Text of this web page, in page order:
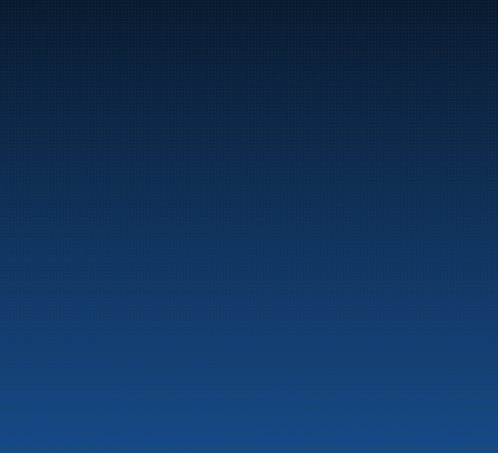
Marine
Auto & Industri
Bensinstasjoner
Tankingskort
Våre Produkter
Om selskapet
Aktuelt